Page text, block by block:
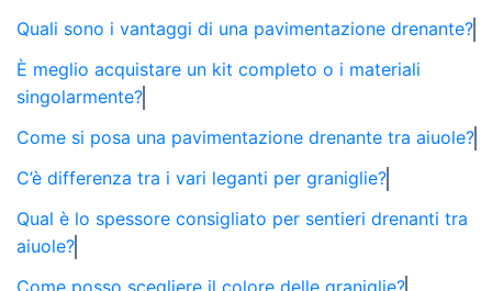
Quali sono i vantaggi di una pavimentazione drenante?
È meglio acquistare un kit completo o i materiali
singolarmente?
Come si posa una pavimentazione drenante tra aiuole?
C’è differenza tra i vari leganti per graniglie?
Qual è lo spessore consigliato per sentieri drenanti tra
aiuole?
Come posso scegliere il colore delle graniglie?